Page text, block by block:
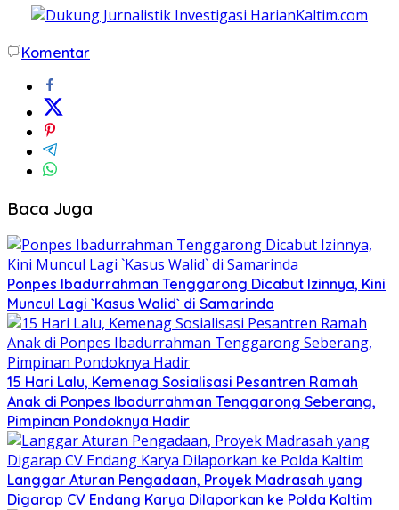
Komentar
Baca Juga
Ponpes Ibadurrahman Tenggarong Dicabut Izinnya, Kini
Muncul Lagi `Kasus Walid` di Samarinda
15 Hari Lalu, Kemenag Sosialisasi Pesantren Ramah
Anak di Ponpes Ibadurrahman Tenggarong Seberang,
Pimpinan Pondoknya Hadir
Langgar Aturan Pengadaan, Proyek Madrasah yang
Digarap CV Endang Karya Dilaporkan ke Polda Kaltim